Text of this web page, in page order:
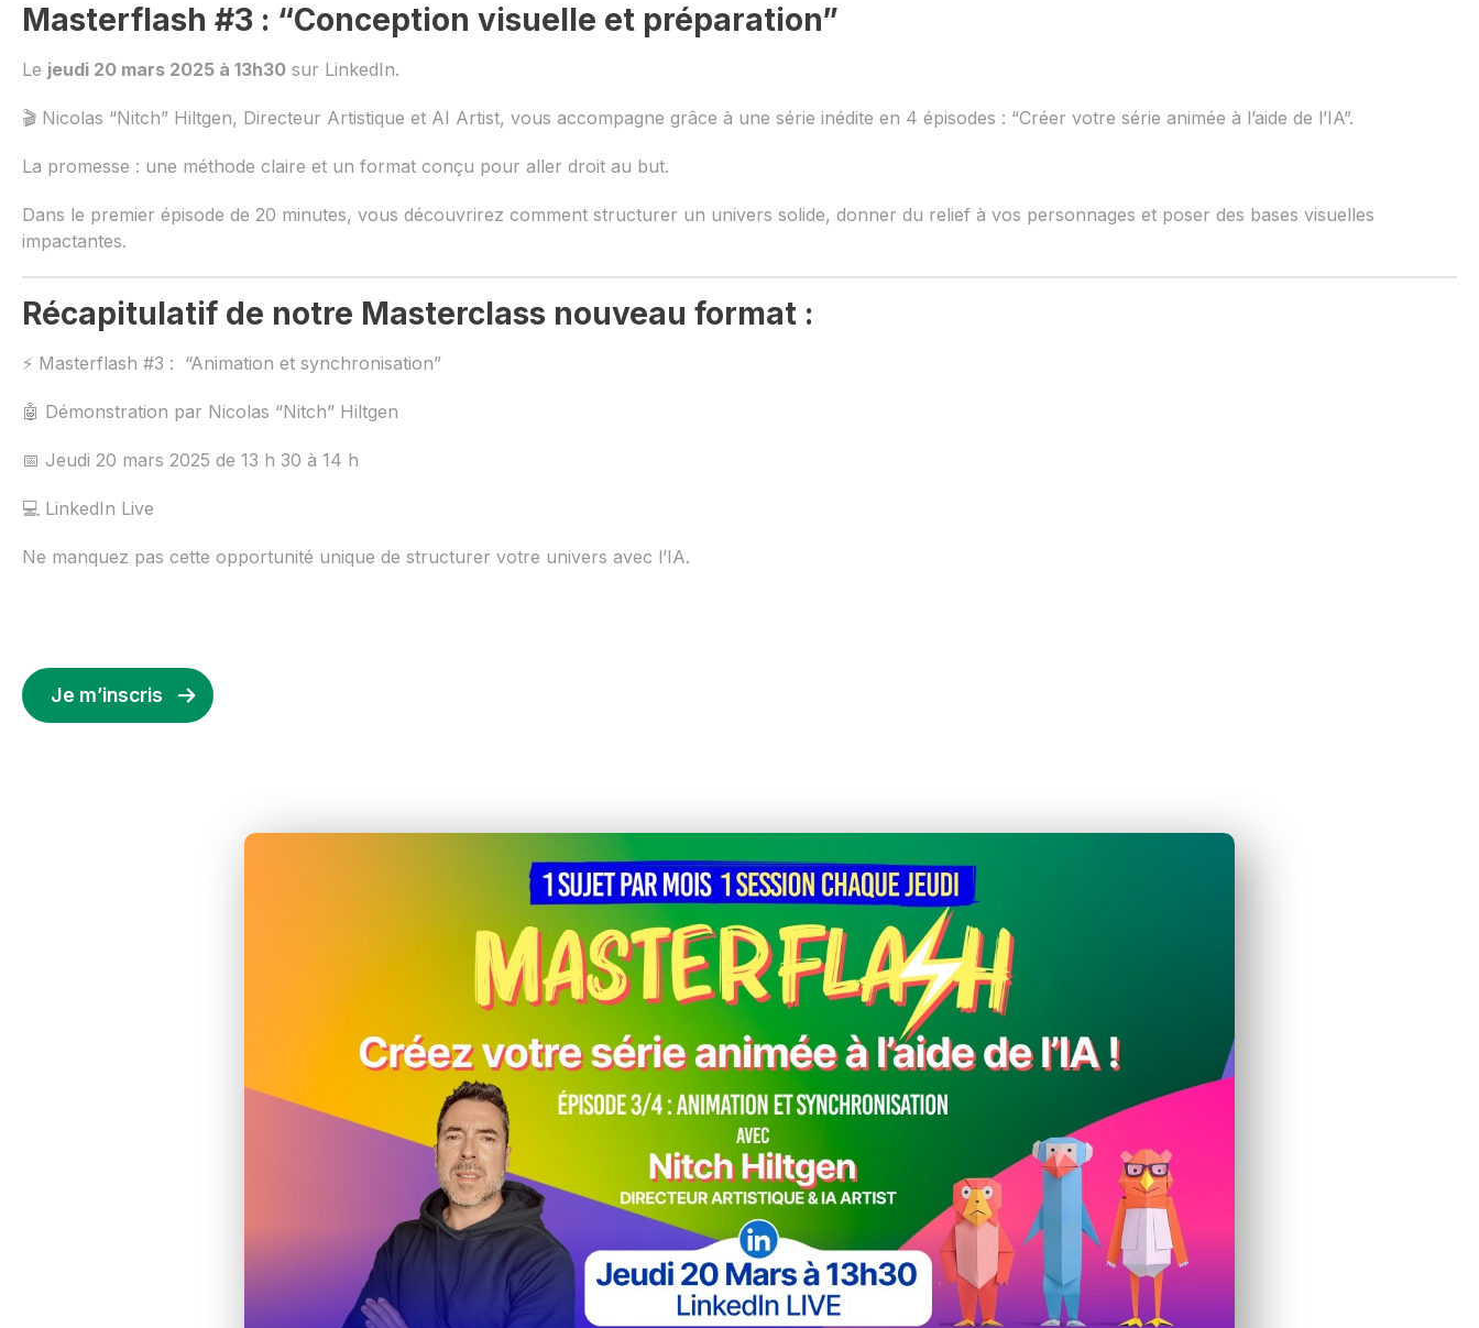
Masterflash #3 : “Conception visuelle et préparation”
Le jeudi 20 mars 2025 à 13h30 sur LinkedIn.
🎬 Nicolas “Nitch” Hiltgen, Directeur Artistique et AI Artist, vous accompagne grâce à une série inédite en 4 épisodes : “Créer votre série animée à l’aide de l’IA”.
La promesse : une méthode claire et un format conçu pour aller droit au but.
Dans le premier épisode de 20 minutes, vous découvrirez comment structurer un univers solide, donner du relief à vos personnages et poser des bases visuelles
impactantes.
Récapitulatif de notre Masterclass nouveau format :
⚡ Masterflash #3 : “Animation et synchronisation”
🤖 Démonstration par Nicolas “Nitch” Hiltgen
📅 Jeudi 20 mars 2025 de 13 h 30 à 14 h
💻 LinkedIn Live
Ne manquez pas cette opportunité unique de structurer votre univers avec l’IA.
Je m’inscris